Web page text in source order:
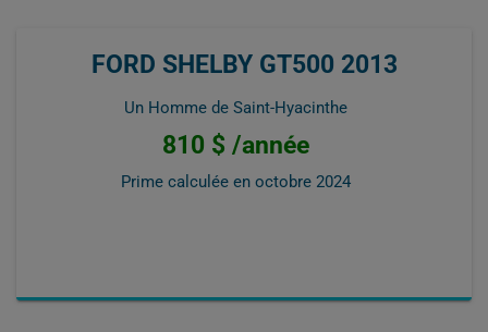
FORD SHELBY GT500 2013
Un Homme de Saint-Hyacinthe
810 $ /année
Prime calculée en octobre 2024